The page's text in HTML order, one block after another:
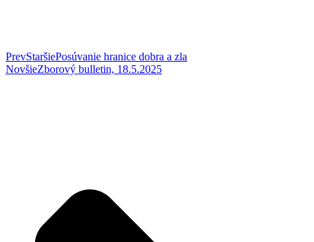
PrevStaršiePosúvanie hranice dobra a zla
NovšieZborový bulletin, 18.5.2025